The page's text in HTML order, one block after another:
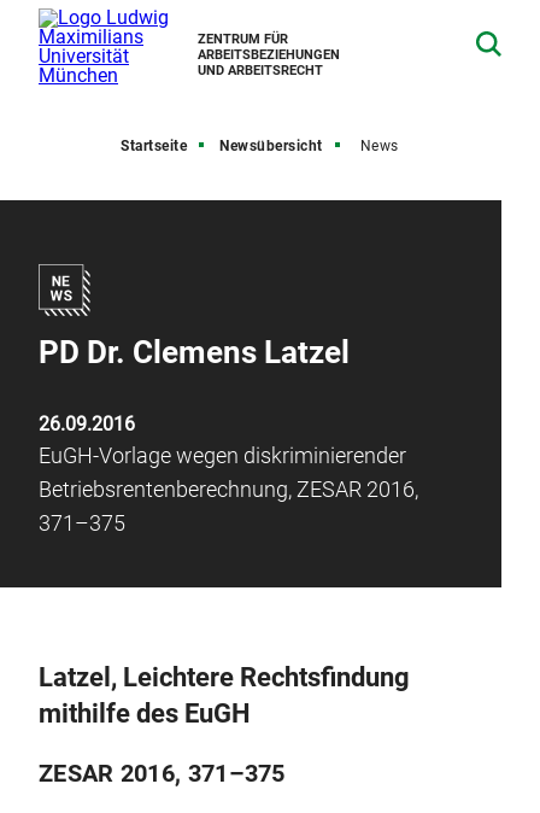
ZENTRUM FÜR
ARBEITSBEZIEHUNGEN
UND ARBEITSRECHT
Startseite Newsübersicht News
PD Dr. Clemens Latzel
26.09.2016
EuGH-Vorlage wegen diskriminierender
Betriebsrentenberechnung, ZESAR 2016,
371–375
Latzel, Leichtere Rechtsfindung
mithilfe des EuGH
ZESAR 2016, 371–375